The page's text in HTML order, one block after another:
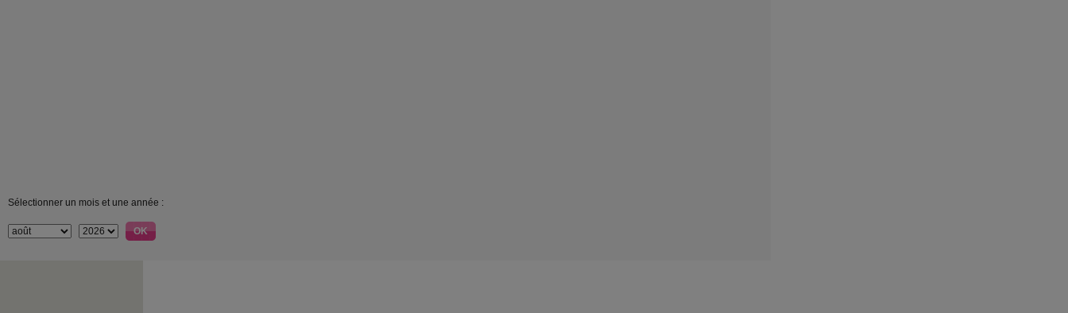
Sélectionner un mois et une année :